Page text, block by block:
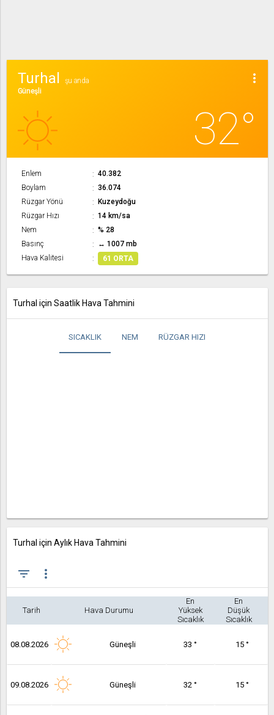
more_vert
Turhal
şu anda
Güneşli
32°
Enlem
40.382
Boylam
36.074
Rüzgar Yönü
Kuzeydoğu
Rüzgar Hızı
14 km/sa
Nem
% 28
Basınç
↔ 1007 mb
Hava Kalitesi
61 ORTA
Turhal için Saatlik Hava Tahmini
SICAKLIK NEM RÜZGAR HIZI
Turhal için Aylık Hava Tahmini
filter_list more_vert
Tarih Hava Durumu
En
Yüksek
Sıcaklık
En
Düşük
Sıcaklık
08.08.2026 Güneşli 33 ° 15 °
09.08.2026 Güneşli 32 ° 15 °